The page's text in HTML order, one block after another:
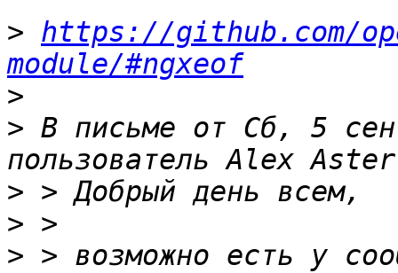
> https://github.com/
module/#ngxeof
>
> В письме от Сб, 5
>
>
> > возможно есть у